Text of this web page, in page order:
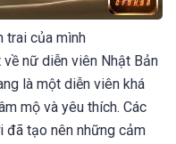
trai của mình
nữ diễn viên Nhật Bản
là một diễn viên khá
mộ và yêu thích. Các
đã tạo nên những cảm